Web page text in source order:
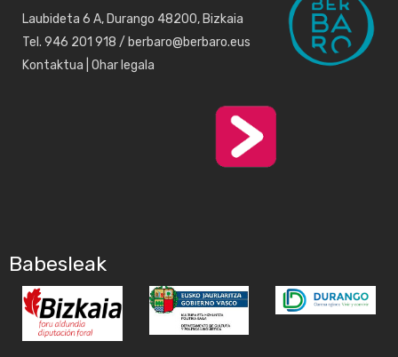
Laubideta 6 A, Durango 48200, Bizkaia
Tel. 946 201 918 / berbaro@berbaro.eus
Kontaktua Ohar legala
Babesleak